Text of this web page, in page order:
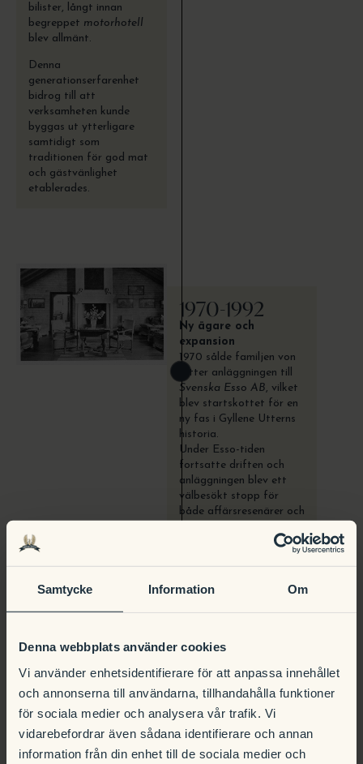
Samtycke Information Om
Denna webbplats använder cookies
Vi använder enhetsidentifierare för att anpassa innehållet
och annonserna till användarna, tillhandahålla funktioner
för sociala medier och analysera vår trafik. Vi
vidarebefordrar även sådana identifierare och annan
information från din enhet till de sociala medier och
bilister, långt innan
begreppet motorhotell
blev allmänt.
Denna
generationserfarenhet
bidrog till att
verksamheten kunde
byggas ut ytterligare
samtidigt som
traditionen för god mat
och gästvänlighet
etablerades.
1970-1992
Ny ägare och
expansion
1970 sålde familjen von
Otter anläggningen till
Svenska Esso AB, vilket
blev startskottet för en
ny fas i Gyllene Utterns
historia.
Under Esso-tiden
fortsatte driften och
anläggningen blev ett
välbesökt stopp för
både affärsresenärer och
tog senare över som
förändrades vidare i
1992
Privat ägande och
nytänkande